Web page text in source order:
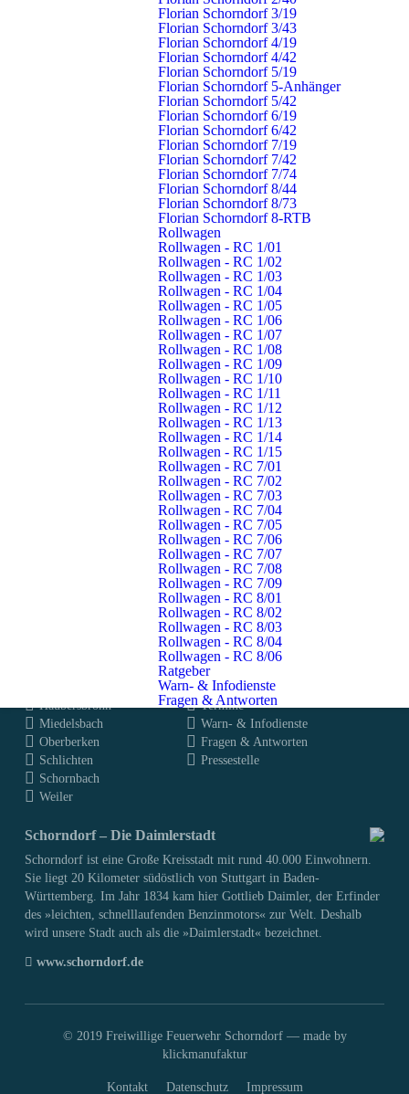
Florian Schorndorf 3/19
Florian Schorndorf 3/43
Florian Schorndorf 4/19
Florian Schorndorf 4/42
Florian Schorndorf 5/19
Florian Schorndorf 5-Anhänger
Florian Schorndorf 5/42
Florian Schorndorf 6/19
Florian Schorndorf 6/42
Florian Schorndorf 7/19
Florian Schorndorf 7/42
Florian Schorndorf 7/74
Florian Schorndorf 8/44
Florian Schorndorf 8/73
Florian Schorndorf 8-RTB
Rollwagen
Rollwagen - RC 1/01
Rollwagen - RC 1/02
Rollwagen - RC 1/03
Rollwagen - RC 1/04
Rollwagen - RC 1/05
Rollwagen - RC 1/06
Rollwagen - RC 1/07
Rollwagen - RC 1/08
Rollwagen - RC 1/09
Rollwagen - RC 1/10
Rollwagen - RC 1/11
Rollwagen - RC 1/12
Rollwagen - RC 1/13
Rollwagen - RC 1/14
Rollwagen - RC 1/15
Rollwagen - RC 7/01
Rollwagen - RC 7/02
Rollwagen - RC 7/03
Rollwagen - RC 7/04
Rollwagen - RC 7/05
Rollwagen - RC 7/06
Rollwagen - RC 7/07
Rollwagen - RC 7/08
Rollwagen - RC 7/09
Rollwagen - RC 8/01
Rollwagen - RC 8/02
Rollwagen - RC 8/03
Rollwagen - RC 8/04
Rollwagen - RC 8/06
Ratgeber
Warn- & Infodienste
Fragen & Antworten
Hauptversammlung der Abteilung
Dienstag, 11. Februar 2020, 15.27 Uhr
Biosphärengebiet Schwäbische Alb
Ausflug der Feuerwehr-
Altersabteilung
Freitag, 10. Juni 2022, 14.01 Uhr
Freiwillige Feuerwehr Schorndorf
Künkelinstraße 9, 73614 Schorndorf
info@feuerwehr-schorndorf.de
Haubersbronn
Miedelsbach
Oberberken
Schlichten
Schornbach
Weiler
Schnell gefunden
Einsätze
Nachrichten
Termine
Warn- & Infodienste
Fragen & Antworten
Pressestelle
Schorndorf – Die Daimlerstadt
Schorndorf ist eine Große Kreisstadt mit rund 40.000 Einwohnern.
Sie liegt 20 Kilometer südöstlich von Stuttgart in Baden-
Württemberg. Im Jahr 1834 kam hier Gottlieb Daimler, der Erfinder
des »leichten, schnelllaufenden Benzinmotors« zur Welt. Deshalb
wird unsere Stadt auch als die »Daimlerstadt« bezeichnet.
www.schorndorf.de
© 2019 Freiwillige Feuerwehr Schorndorf — made by
klickmanufaktur
Kontakt Datenschutz Impressum